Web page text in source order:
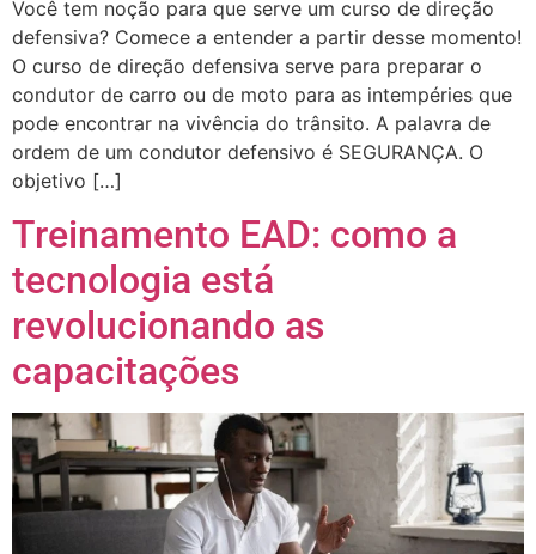
Você tem noção para que serve um curso de direção
defensiva? Comece a entender a partir desse momento!
O curso de direção defensiva serve para preparar o
condutor de carro ou de moto para as intempéries que
pode encontrar na vivência do trânsito. A palavra de
ordem de um condutor defensivo é SEGURANÇA. O
objetivo […]
Treinamento EAD: como a
tecnologia está
revolucionando as
capacitações